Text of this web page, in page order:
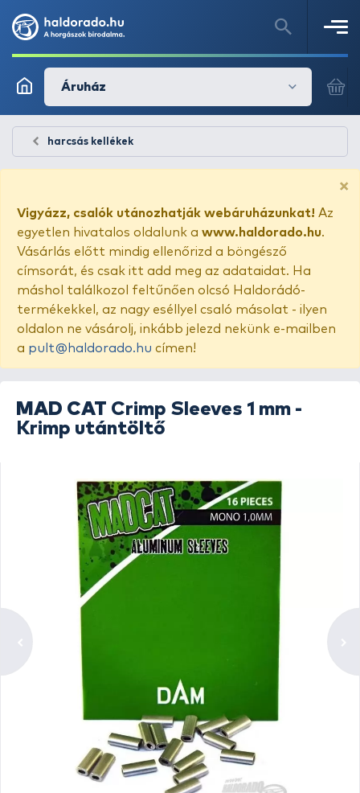
Áruház
harcsás kellékek
×
Vigyázz, csalók utánozhatják webáruházunkat! Az
egyetlen hivatalos oldalunk a www.haldorado.hu.
Vásárlás előtt mindig ellenőrizd a böngésző
címsorát, és csak itt add meg az adataidat. Ha
máshol találkozol feltűnően olcsó Haldorádó-
termékekkel, az nagy eséllyel csaló másolat - ilyen
oldalon ne vásárolj, inkább jelezd nekünk e-mailben
a pult@haldorado.hu címen!
MAD CAT Crimp Sleeves 1 mm -
Krimp utántöltő